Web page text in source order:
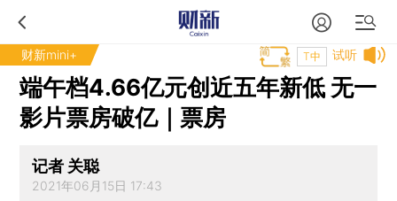
财新mini+ 试听
T中
端午档4.66亿元创近五年新低 无一
影片票房破亿｜票房
记者 关聪
2021年06月15日 17:43